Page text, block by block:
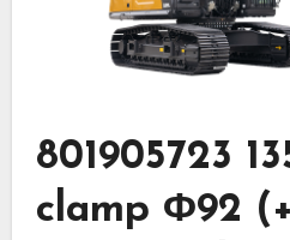
801905723
clamp Φ92